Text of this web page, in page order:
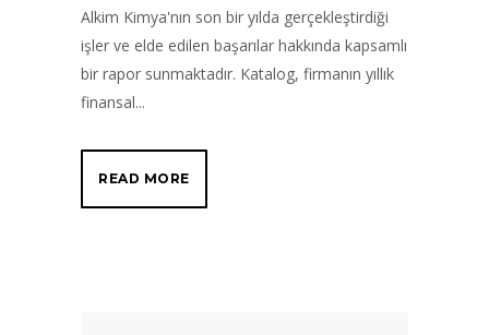
Alkim Kimya'nın son bir yılda gerçekleştirdiği
işler ve elde edilen başarılar hakkında kapsamlı
bir rapor sunmaktadır. Katalog, firmanın yıllık
finansal...
READ MORE